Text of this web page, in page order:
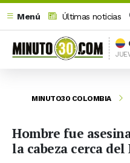
Menú
Últimas noticias
MINUTO30 COLOMBIA
Hombre fue
la cabeza cerca